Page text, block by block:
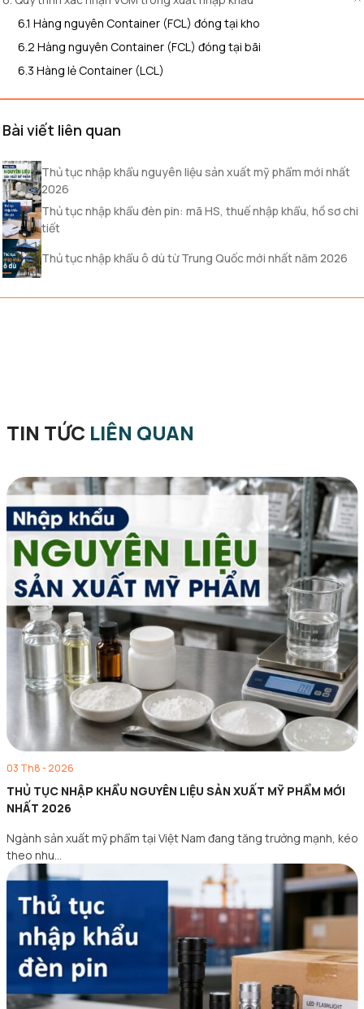
6.1 Hàng nguyên Container (FCL) đóng tại kho
6.2 Hàng nguyên Container (FCL) đóng tại bãi
6.3 Hàng lẻ Container (LCL)
Bài viết liên quan
Thủ tục nhập khẩu nguyên liệu sản xuất mỹ phẩm mới nhất
2026
Thủ tục nhập khẩu đèn pin: mã HS, thuế nhập khẩu, hồ sơ chi
tiết
Thủ tục nhập khẩu ô dù từ Trung Quốc mới nhất năm 2026
TIN TỨC LIÊN QUAN
03 Th8 - 2026
THỦ TỤC NHẬP KHẨU NGUYÊN LIỆU SẢN XUẤT MỸ PHẨM MỚI
NHẤT 2026
Ngành sản xuất mỹ phẩm tại Việt Nam đang tăng trưởng mạnh, kéo
theo nhu…